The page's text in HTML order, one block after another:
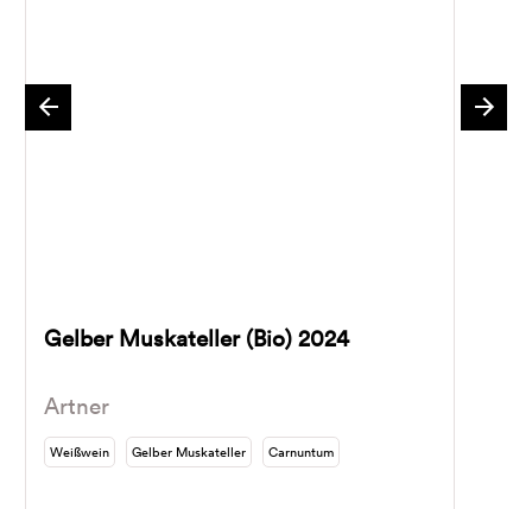
Gelber Muskateller (Bio) 2024
Artner
Weißwein Gelber Muskateller Carnuntum